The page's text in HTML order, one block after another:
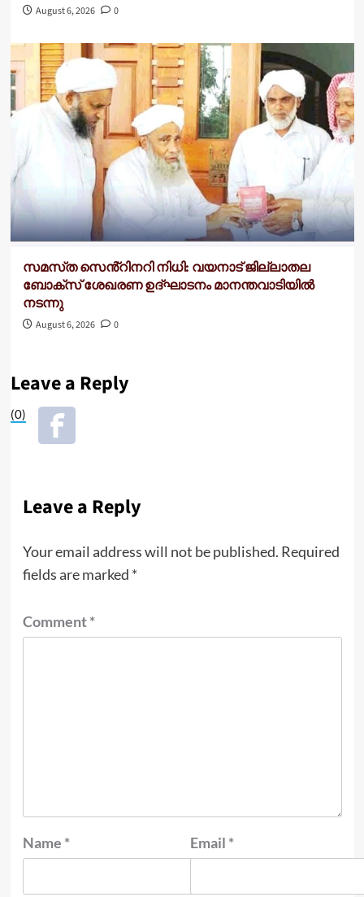
August 6, 2026 0
സമസ്‌ത സെൻ്റിനറി നിധി: വയനാട് ജില്ലാതല
ബോക്സ് ശേഖരണ ഉദ്ഘാടനം മാനന്തവാടിയിൽ
നടന്നു
August 6, 2026 0
Leave a Reply
(0)
Leave a Reply
Your email address will not be published. Required
fields are marked *
Comment*
Name * Email *